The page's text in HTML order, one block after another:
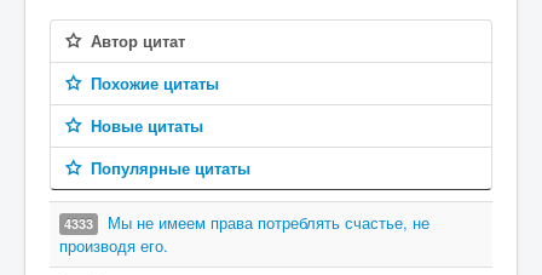
Автор цитат
Похожие цитаты
Новые цитаты
Популярные цитаты
4333
Мы не имеем права потреблять счастье, не
производя его.